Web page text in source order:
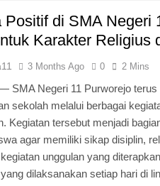
Positif di SMA Negeri
Karakter Religius
3 Months Ago 0 2 Mins
SMA Negeri 11 Purworejo
sekolah melalui berbagai
Kegiatan tersebut menjadi
agar memiliki sikap disiplin,
unggulan yang
dilaksanakan setiap hari di